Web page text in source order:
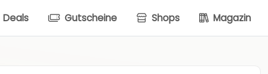
Deals Gutscheine Shops Magazin